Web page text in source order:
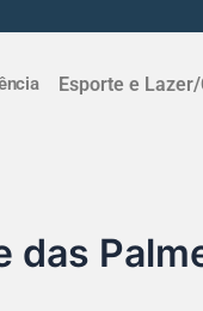
Esporte e
das